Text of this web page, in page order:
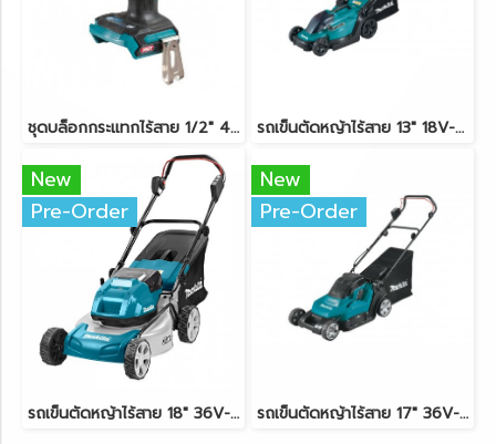
ชุดบล็อกกระแทกไร้สาย 1/2" 40V-BL MAKITA TW004GD201 รถเข็นตัดหญ้าไร้สาย 13" 18V-LXT MAKITA DLM330Z ตัวเครื่องเปล่า
New
Pre-Order
รถเข็นตัดหญ้าไร้สาย 18" 36V-BL (18Vx2) MAKITA DLM460Z ตัวเครื่องเปล่า
New
Pre-Order
รถเข็นตัดหญ้าไร้สาย 17" 36V-LXT (18Vx2) MAKITA DLM432Z ตัวเครื่องเปล่า